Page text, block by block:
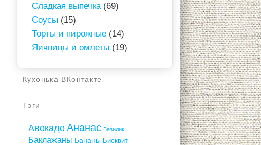
Сладкая выпечка(69)
Соусы (15)
Торты и пирожные (14)
Яичницы и омлеты (19)
Кухонька ВКонтакте
Тэги
Авокадо Ананас Базилик
Баклажаны Бананы Бисквит